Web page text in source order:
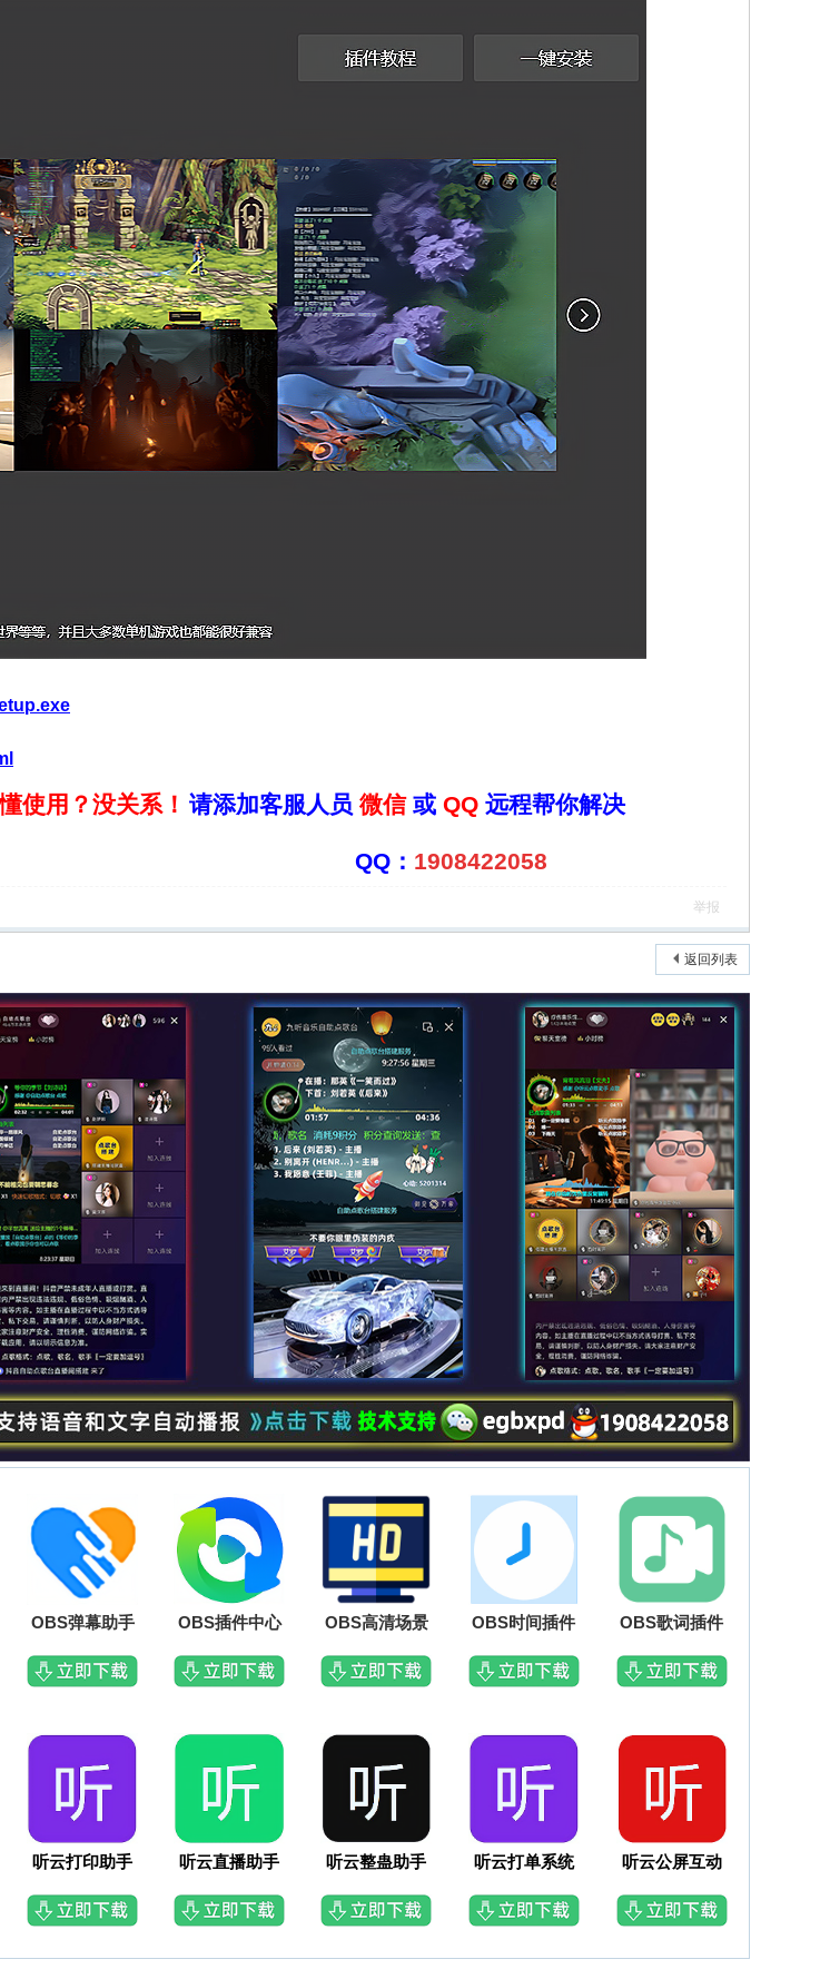
使用？没关系！ 请添加客服人员 微信或 QQ远程帮你解决
： 1908422058
举报
返回列表
OBS弹幕助手 OBS插件中心 OBS高清场景 OBS时间插件 OBS歌词插件
听云打印助手 听云直播助手 听云整蛊助手 听云打单系统 听云公屏互动